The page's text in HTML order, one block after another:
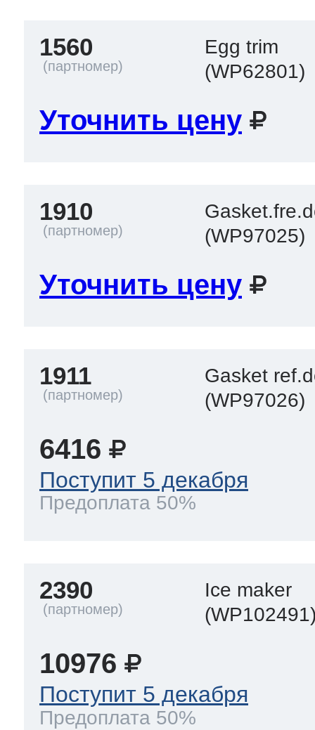
1560
Egg trim
(WP62801)
Уточнить цену
1910
(WP97025)
Уточнить цену
1911
Gasket
(WP97026)
6416
Поступит 5 декабря
Предоплата 50%
2390
Ice maker
10976
Поступит 5 декабря
Предоплата 50%